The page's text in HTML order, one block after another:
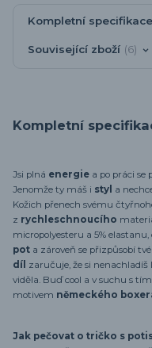
Kompletní specifikace
Související zboží 6
Kompletní
Jsi plná energie a po práci
Jenomže ty máš i styl a
Kožich přenech svému
z rychleschnoucího
micropolyesteru a 5%
pot a zároveň se přizpůsobí
díl zaručuje, že si
viděla. Buď cool a v suchu s
motivem německého
Jak pečovat o tričko s